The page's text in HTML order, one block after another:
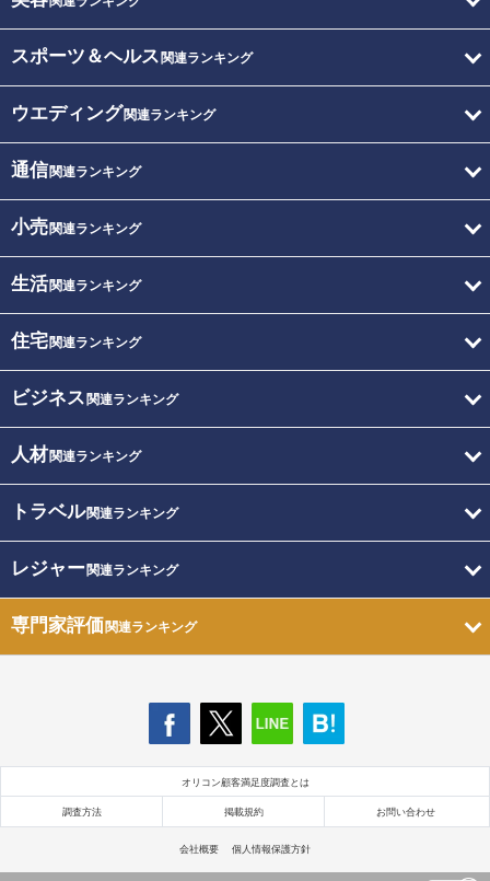
スポーツ＆ヘルス 関連ランキング
ウエディング関連ランキング
通信関連ランキング
小売関連ランキング
生活関連ランキング
住宅関連ランキング
ビジネス 関連ランキング
人材関連ランキング
トラベル関連ランキング
レジャー関連ランキング
専門家評価関連ランキング
オリコン顧客満足度調査とは
調査方法 掲載規約 お問い合わせ
会社概要 個人情報保護方針